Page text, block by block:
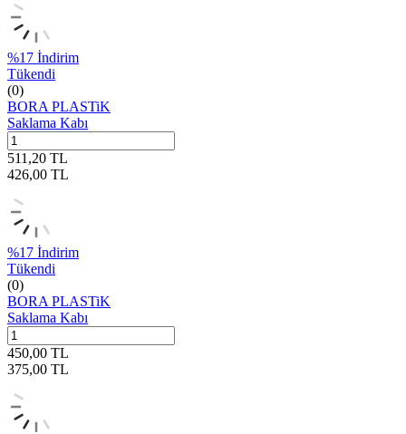
%17 İndirim
Tükendi
(0)
BORA PLASTiK
Saklama Kabı
511,20 TL
426,00 TL
%17 İndirim
Tükendi
(0)
BORA PLASTiK
Saklama Kabı
450,00 TL
375,00 TL